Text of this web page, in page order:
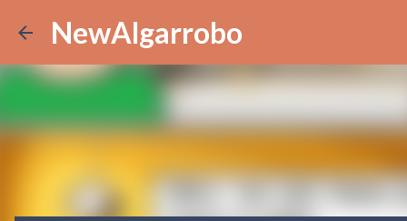
NewAlgarrobo